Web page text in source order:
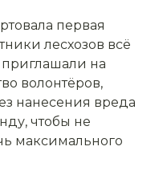
первая
лесхозов всё
приглашали на
волонтёров,
нанесения вреда
чтобы не
максимального